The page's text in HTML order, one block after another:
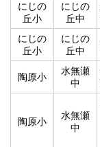
にじの
丘小
にじの
丘中
にじの
丘小
にじの
丘中
陶原小
水無瀬
中
陶原小
水無瀬
中